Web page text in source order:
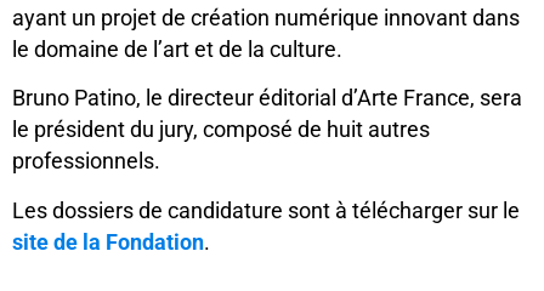
ayant un projet de création numérique innovant dans
le domaine de l’art et de la culture.
Bruno Patino, le directeur éditorial d’Arte France, sera
le président du jury, composé de huit autres
professionnels.
Les dossiers de candidature sont à télécharger sur le
site de la Fondation.